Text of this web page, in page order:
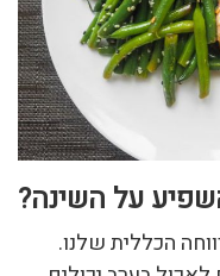
על השינה?
הכללית שלנו.